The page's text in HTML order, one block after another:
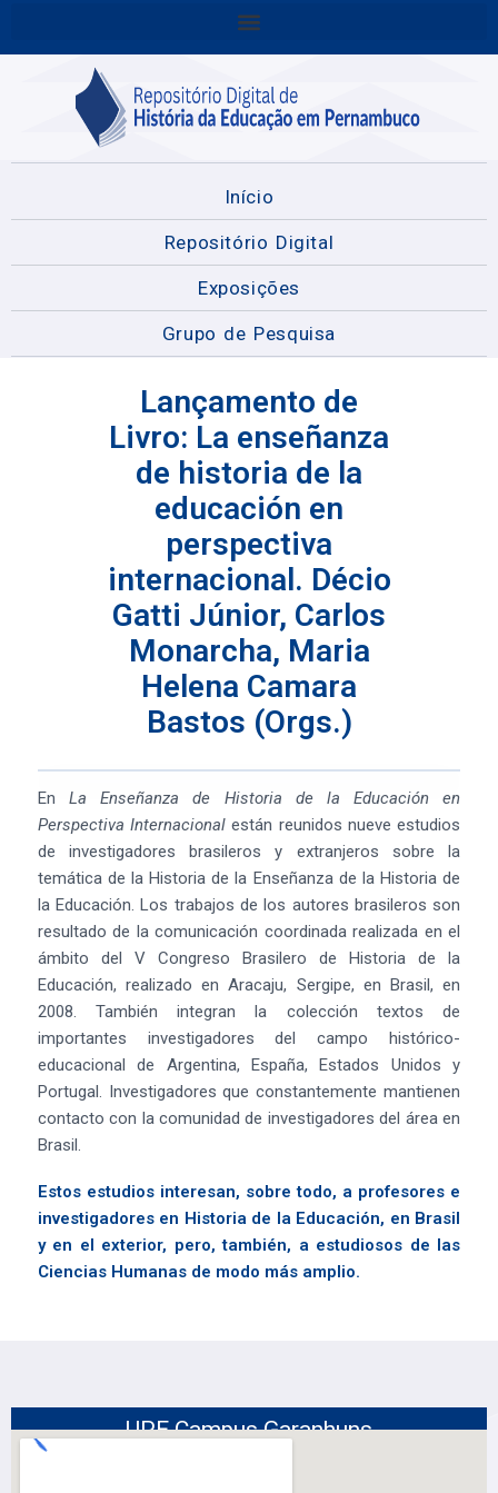
Início
Repositório Digital
Exposições
Grupo de Pesquisa
Lançamento de
Livro: La enseñanza
de historia de la
educación en
perspectiva
internacional. Décio
Gatti Júnior, Carlos
Monarcha, Maria
Helena Camara
Bastos (Orgs.)
En La Enseñanza de Historia de la Educación en
Perspectiva Internacionalestán reunidos nueve estudios
de investigadores brasileros y extranjeros sobre la
temática de la Historia de la Enseñanza de la Historia de
la Educación. Los trabajos de los autores brasileros son
resultado de la comunicación coordinada realizada en el
ámbito del V Congreso Brasilero de Historia de la
Educación, realizado en Aracaju, Sergipe, en Brasil, en
2008. También integran la colección textos de
importantes investigadores del campo histórico-
educacional de Argentina, España, Estados Unidos y
Portugal. Investigadores que constantemente mantienen
contacto con la comunidad de investigadores del área en
Brasil.
Estos estudios interesan, sobre todo, a profesores e
investigadores en Historia de la Educación, en Brasil
y en el exterior, pero, también, a estudiosos de las
Ciencias Humanas de modo más amplio.
UPE Campus Garanhuns